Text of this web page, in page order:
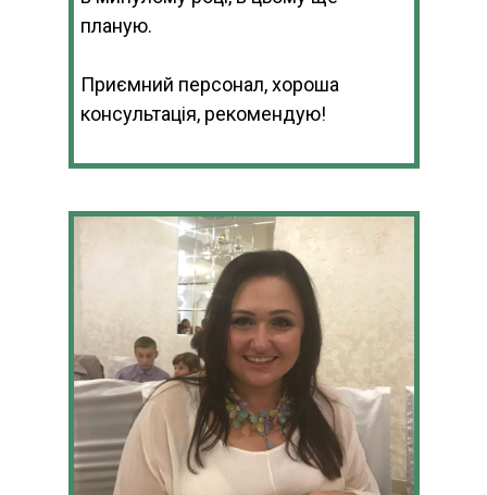
планую.
Приємний персонал, хороша
консультація, рекомендую!